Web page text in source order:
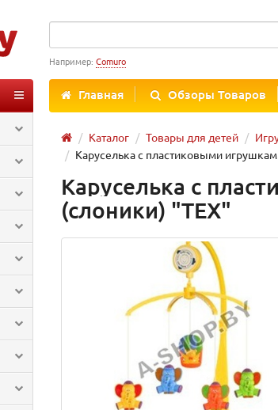
Например: Comuro
Главная Обзоры Товаров
Каталог Товары для детей
Каруселька с пластиковыми
Каруселька с
(слоники) "TEX"